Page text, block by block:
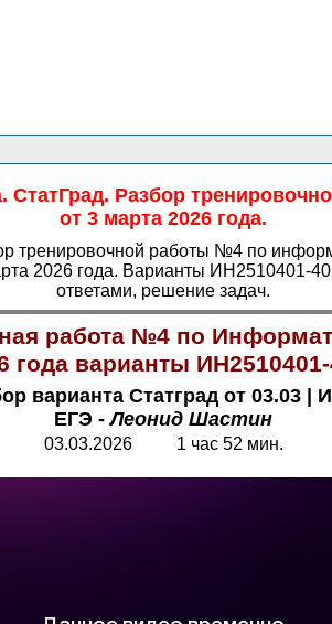
СтатГрад. Разбор
от 3 марта 2026 года.
тренировочной работы №4 по
2026 года. Варианты ИН2510401-
ответами, решение задач.
работа №4 по
года варианты
варианта Статград от 03.03
ЕГЭ -Леонид Шастин
03.03.2026 1 час 52 мин.